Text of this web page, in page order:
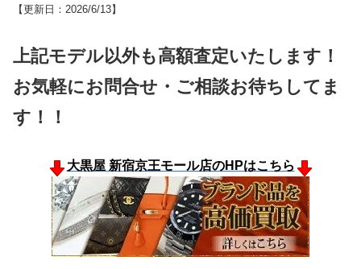
【更新日：2026/6/13】
上記モデル以外も高額査定いたします！
お気軽にお問合せ・ご相談お待ちしてま
す！！
大黒屋 新宿京王モール店のHPはこちら